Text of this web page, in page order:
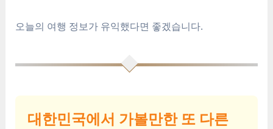
오늘의 여행 정보가 유익했다면 좋겠습니다.
대한민국에서 가볼만한 또 다른